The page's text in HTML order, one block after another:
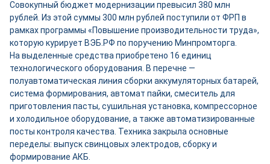
Совокупный бюджет модернизации превысил 380 млн
рублей. Из этой суммы 300 млн рублей поступили от ФРП в
рамках программы «Повышение производительности труда»,
которую курирует ВЭБ.РФ по поручению Минпромторга.
На выделенные средства приобретено 16 единиц
технологического оборудования. В перечне —
полуавтоматическая линия сборки аккумуляторных батарей,
система формирования, автомат пайки, смеситель для
приготовления пасты, сушильная установка, компрессорное
и холодильное оборудование, а также автоматизированные
посты контроля качества. Техника закрыла основные
переделы: выпуск свинцовых электродов, сборку и
формирование АКБ.